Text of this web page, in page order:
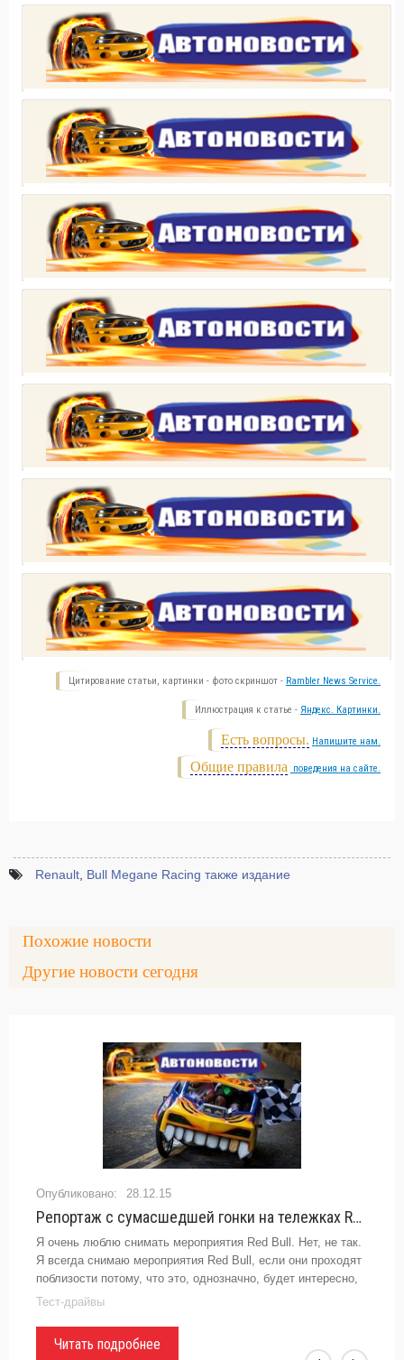
Цитирование статьи, картинки - фото скриншот - Rambler News Service.
Иллюстрация к статье - Яндекс. Картинки.
Есть вопросы. Напишите нам.
Общие правила поведения на сайте.
Renault Bull Megane Racing также издание
Похожие новости
Другие новости сегодня
28.12.15
Репортаж с сумасшедшей гонки на тележках Red Bull Trolley Grand Prix -
Я очень люблю снимать мероприятия Red Bull. Нет, не так.
Я всегда снимаю мероприятия Red Bull, если они проходят
поблизости потому, что это, однозначно, будет интересно,
весело и бесплатно. И еще это будет красиво оформлено.
Тест-драйвы
Читать подробнее